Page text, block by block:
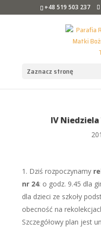
+48 519 503 237
Zaznacz stronę
IV
Dziś rozpoczynamy
nr 24: o godz. 9.45 dla
dla dzieci ze szkoły
obecność na
Szczegółowy plan jest